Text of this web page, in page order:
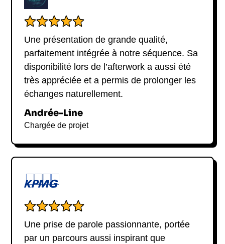
Une présentation de grande qualité,
parfaitement intégrée à notre séquence. Sa
disponibilité lors de l’afterwork a aussi été
très appréciée et a permis de prolonger les
échanges naturellement.
Andrée-Line
Chargée de projet
Une prise de parole passionnante, portée
par un parcours aussi inspirant que